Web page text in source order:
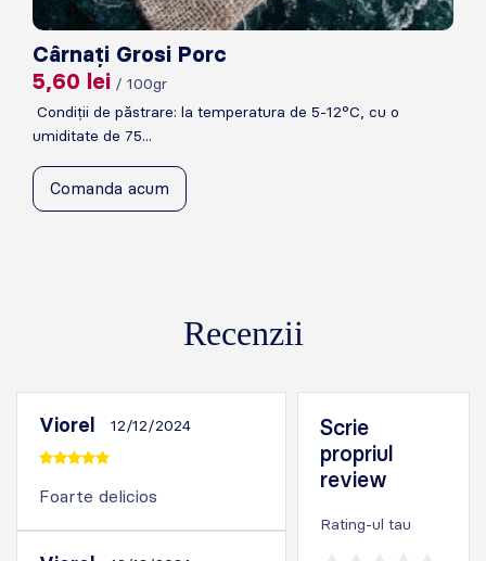
Cârnați Grosi Porc
5,60 lei / 100gr
Condiții de păstrare: la temperatura de 5-12°C, cu o
umiditate de 75...
Comanda acum
Recenzii
Viorel 12/12/2024
Foarte delicios
Scrie
propriul
review
Rating-ul tau